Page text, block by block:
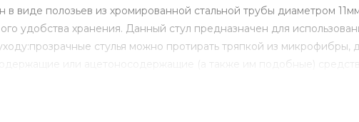
виде полозьев из хромированной стальной трубы диаметром
удобства хранения. Данный стул предназначен для
стулья можно протирать тряпкой из микрофибры,
или ацетоносодержащие (а также им подобные)